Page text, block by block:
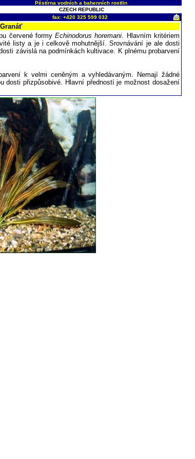
Pěstírna vodních a bahenních rostlin
CZECH REPUBLIC
fax: +420 325 599 032
červené formyEchinodorus horemani. Hlavním kritériem
listy a je i celkově mohutnější. Srovnávání je ale dosti
závislá na podmínkách kultivace. K plnému probarvení
k velmi ceněným a vyhledávaným. Nemají žádné
přizpůsobivé. Hlavní předností je možnost dosažení